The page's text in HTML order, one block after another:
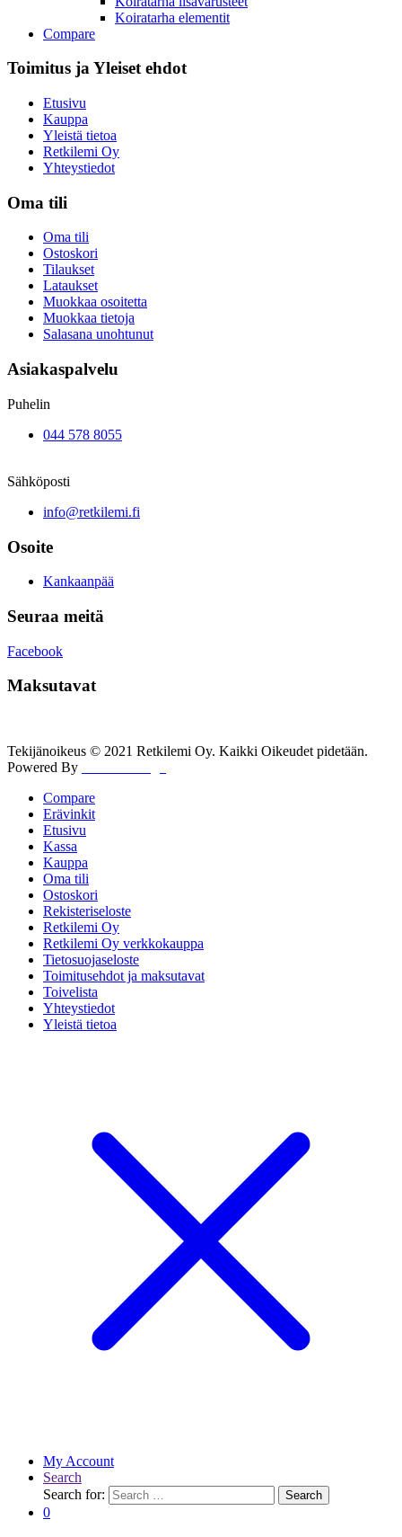
Koiratarha elementit
Compare
Toimitus ja Yleiset ehdot​
Etusivu
Kauppa
Yleistä tietoa
Retkilemi Oy
Yhteystiedot
Oma tili
Oma tili
Ostoskori
Tilaukset
Lataukset
Muokkaa osoitetta
Muokkaa tietoja
Salasana unohtunut
Asiakaspalvelu
Puhelin
044 578 8055
Sähköposti
info@retkilemi.fi
Osoite
Kankaanpää
Seuraa meitä
Facebook
Maksutavat
Tekijänoikeus © 2021 Retkilemi Oy. Kaikki Oikeudet pidetään.
Powered By
Compare
Erävinkit
Etusivu
Kassa
Kauppa
Oma tili
Ostoskori
Rekisteriseloste
Retkilemi Oy
Retkilemi Oy verkkokauppa
Tietosuojaseloste
Toimitusehdot ja maksutavat
Toivelista
Yhteystiedot
Yleistä tietoa
My Account
Search
Search for:
Search
0